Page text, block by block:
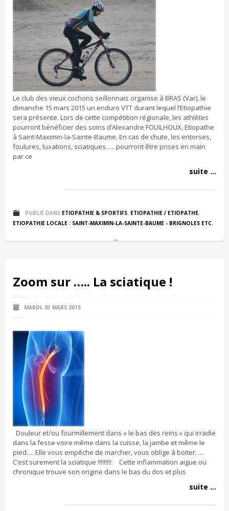
Le club des vieux cochons seillonnais organise à BRAS (Var), le
dimanche 15 mars 2015 un enduro VTT durant lequel l’Etiopathie
sera présente. Lors de cette compétition régionale, les athlètes
pourront bénéficier des soins d’Alexandre FOUILHOUX, Etiopathe
à Saint-Maximin-la-Sainte-Baume. En cas de chute, les entorses,
foulures, luxations, sciatiques….. pourront être prises en main
par ce
suite ...
PUBLIÉ DANS ETIOPATHIE & SPORTIFS, ETIOPATHIE / ETIOPATHE,
ETIOPATHIE LOCALE : SAINT-MAXIMIN-LA-SAINTE-BAUME - BRIGNOLES ETC.
Zoom sur ….. La sciatique !
MARDI, 03 MARS 2015
Douleur et/ou fourmillement dans « le bas des reins » qui irradie
dans la fesse voire même dans la cuisse, la jambe et même le
pied…. Elle vous empêche de marcher, vous oblige à boiter…..
C’est surement la sciatique !!!!!!!!! Cette inflammation aigue ou
chronique trouve son origine dans le bas du dos et plus
suite ...